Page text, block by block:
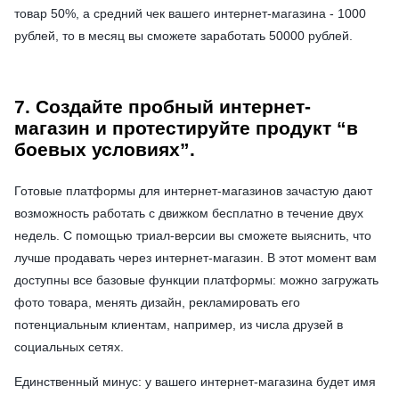
товар 50%, а средний чек вашего интернет-магазина - 1000
рублей, то в месяц вы сможете заработать 50000 рублей.
7. Создайте пробный интернет-
магазин и протестируйте продукт “в
боевых условиях”.
Готовые платформы для интернет-магазинов зачастую дают
возможность работать с движком бесплатно в течение двух
недель. С помощью триал-версии вы сможете выяснить, что
лучше продавать через интернет-магазин. В этот момент вам
доступны все базовые функции платформы: можно загружать
фото товара, менять дизайн, рекламировать его
потенциальным клиентам, например, из числа друзей в
социальных сетях.
Единственный минус: у вашего интернет-магазина будет имя